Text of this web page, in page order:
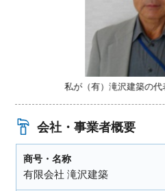
私が（有）滝沢建築の代
会社・事業者概要
商号・名称
有限会社 滝沢建築